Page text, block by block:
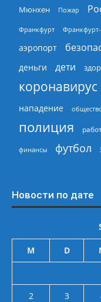
Мюнхен Пожар
Франкфурт
аэропорт
деньги дети
коронавирус
нападение
полиция
финансы футбол
Новости по дате
M D
2
3